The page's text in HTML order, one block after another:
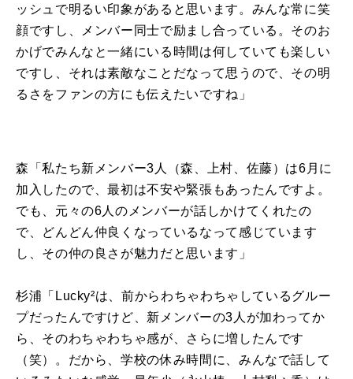
ッシュで明るい印象があると思います。みんな常に笑
顔ですし、メンバー同士で励まし合っている。そのお
かげでみんなと一緒にいる時間は何していても楽しい
ですし、それは素敵なことだなって思うので、その明
るさをファンの方にも伝えたいですね」
森「私たち新メンバー3人（森、上村、佐藤）は6月に
加入したので、最初は不安や緊張もあったんですよ。
でも、元々の6人のメンバーが話しかけてくれたの
で、どんどん仲良くなっているなって感じています
し、その仲の良さが魅力だと思います」
杉浦「 Lucky²は、前からわちゃわちゃしているグルー
プだったんですけど、新メンバーの3人が加わってか
ら、そのわちゃわちゃ感が、さらに増したんです
（笑）。だから、学校の休み時間に、みんなで話して